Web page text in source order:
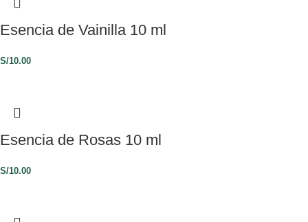
Esencia de Vainilla 10 ml
S/10.00
Esencia de Rosas 10 ml
S/10.00